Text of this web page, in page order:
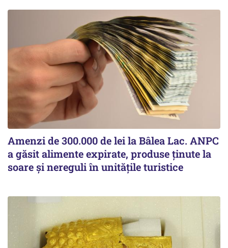
Amenzi de 300.000 de lei la Bâlea Lac. ANPC
a găsit alimente expirate, produse ținute la
soare și nereguli în unitățile turistice